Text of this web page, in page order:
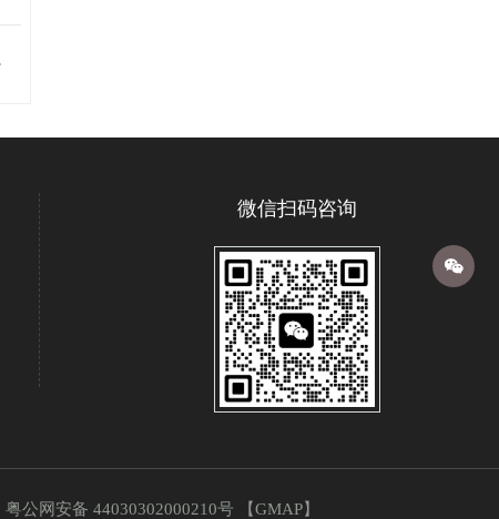
微信扫码咨询
粤公网安备 44030302000210号【GMAP】